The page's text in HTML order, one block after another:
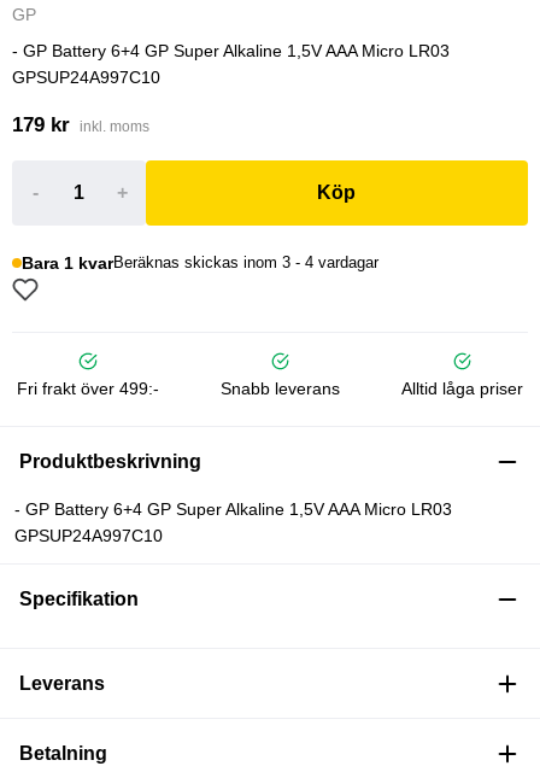
GP
- GP Battery 6+4 GP Super Alkaline 1,5V AAA Micro LR03
GPSUP24A997C10
179 kr inkl. moms
- + Köp
Bara 1 kvarBeräknas skickas inom 3 - 4 vardagar
Fri frakt över 499:- Snabb leverans Alltid låga priser
Produktbeskrivning
- GP Battery 6+4 GP Super Alkaline 1,5V AAA Micro LR03
GPSUP24A997C10
Specifikation
Leverans
Betalning